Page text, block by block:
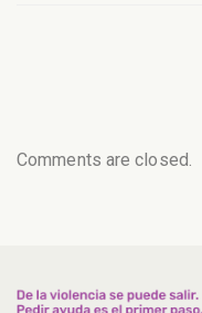
Comments are closed.